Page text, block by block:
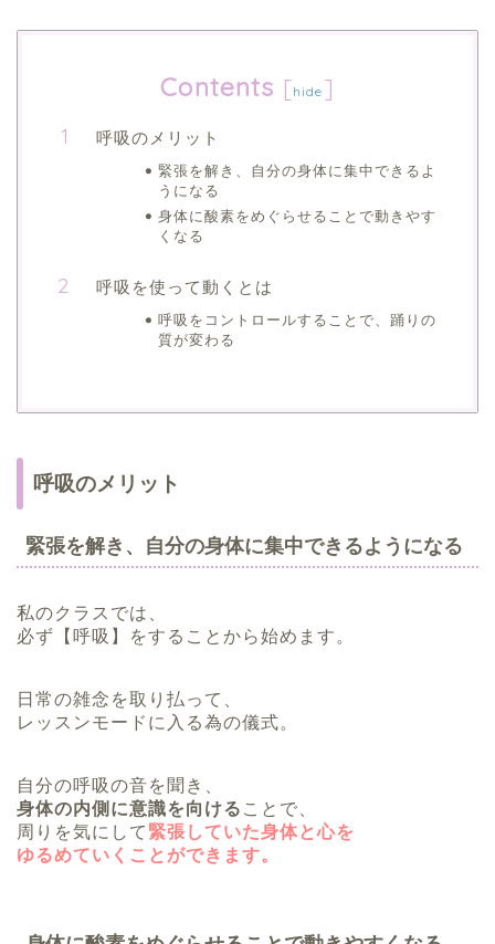
Contents [hide ]
呼吸のメリット
緊張を解き、自分の身体に集中できるよ
うになる
身体に酸素をめぐらせることで動きやす
くなる
呼吸を使って動くとは
呼吸をコントロールすることで、踊りの
質が変わる
呼吸のメリット
緊張を解き、自分の身体に集中できるようになる
私のクラスでは、
必ず【呼吸】をすることから始めます。
日常の雑念を取り払って、
レッスンモードに入る為の儀式。
自分の呼吸の音を聞き、
身体の内側に意識を向ける ことで、
周りを気にして 緊張していた身体と心を
ゆるめていくことができます。